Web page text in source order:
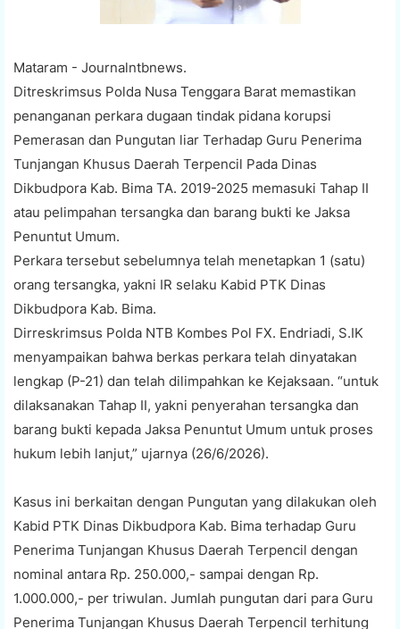
Mataram - Journalntbnews.
Ditreskrimsus Polda Nusa Tenggara Barat memastikan
penanganan perkara dugaan tindak pidana korupsi
Pemerasan dan Pungutan liar Terhadap Guru Penerima
Tunjangan Khusus Daerah Terpencil Pada Dinas
Dikbudpora Kab. Bima TA. 2019-2025 memasuki Tahap II
atau pelimpahan tersangka dan barang bukti ke Jaksa
Penuntut Umum.
Perkara tersebut sebelumnya telah menetapkan 1 (satu)
orang tersangka, yakni IR selaku Kabid PTK Dinas
Dikbudpora Kab. Bima.
Dirreskrimsus Polda NTB Kombes Pol FX. Endriadi, S.IK
menyampaikan bahwa berkas perkara telah dinyatakan
lengkap (P-21) dan telah dilimpahkan ke Kejaksaan. “untuk
dilaksanakan Tahap II, yakni penyerahan tersangka dan
barang bukti kepada Jaksa Penuntut Umum untuk proses
hukum lebih lanjut,” ujarnya (26/6/2026).
Kasus ini berkaitan dengan Pungutan yang dilakukan oleh
Kabid PTK Dinas Dikbudpora Kab. Bima terhadap Guru
Penerima Tunjangan Khusus Daerah Terpencil dengan
nominal antara Rp. 250.000,- sampai dengan Rp.
1.000.000,- per triwulan. Jumlah pungutan dari para Guru
Penerima Tunjangan Khusus Daerah Terpencil terhitung